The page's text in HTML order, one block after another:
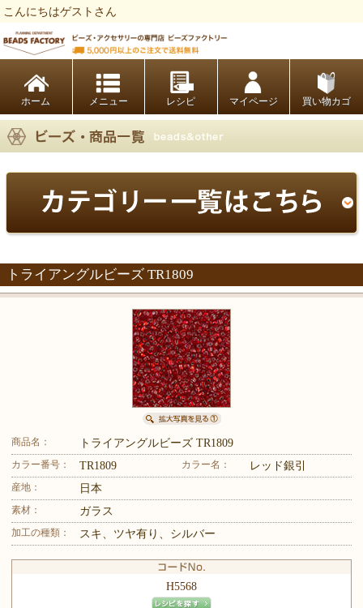
こんにちはゲストさん
ホーム レシピ マイページ 買い物カゴ
トライアングルビーズ TR1809
商品名： トライアングルビーズ TR1809
カラー番号： TR1809 カラー名： レッド銀引
産地： 日本
素材： ガラス
加工の種類： スキ、ツヤ有り、シルバー
H5568